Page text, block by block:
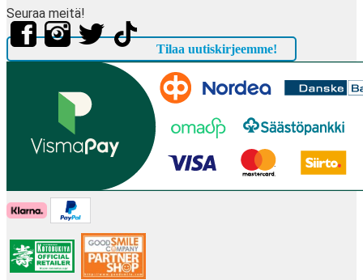
Seuraa meitä!
Tilaa uutiskirjeemme!